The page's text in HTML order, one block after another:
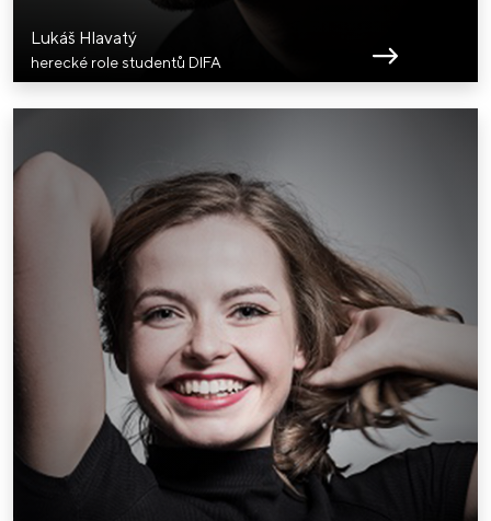
Lukáš Hlavatý
herecké role studentů DIFA